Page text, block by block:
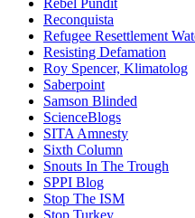
Rebel Pundit
Reconquista
Refugee Resettlement
Resisting Defamation
Roy Spencer, Klimatolog
Saberpoint
Samson Blinded
ScienceBlogs
SITA Amnesty
Sixth Column
Snouts In The Trough
SPPI Blog
Stop The ISM